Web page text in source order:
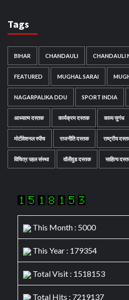
Tags
BIHAR CHANDAULI CHANDAULI
FEATURED MUGHAL SARAI
NAGARPALIKA DDU SPORT INDIA
आध्यात्म दस्तक कार्यक्रम दस्तक काव्य सुगंध
मोटीवेशनल स्पीच राजनीति दस्तक राष्ट्रीय
विचित्र पहल संस्था वॉलीवुड दस्तक साहित्य
This Month : 5000
This Year : 179354
Total Visit : 1518153
Total Hits : 7219137